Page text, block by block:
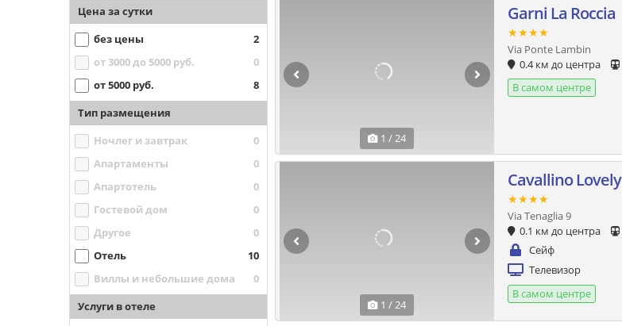
Цена за сутки
без цены
2
от 3000 до 5000 руб.
0
от 5000 руб.
8
Тип размещения
Ночлег и завтрак
0
Апартаменты
0
Апартотель
0
Гостевой дом
0
Другое
0
Отель
10
Виллы и небольшие дома
0
Услуги в отеле
1 / 24
Garni La Roccia
★★★★
Via Ponte Lambin
0.4 км до центра
В самом центре
1 / 24
Cavallino Lovely
★★★★
Via Tenaglia 9
0.1 км до центра
Сейф
Телевизор
В самом центре